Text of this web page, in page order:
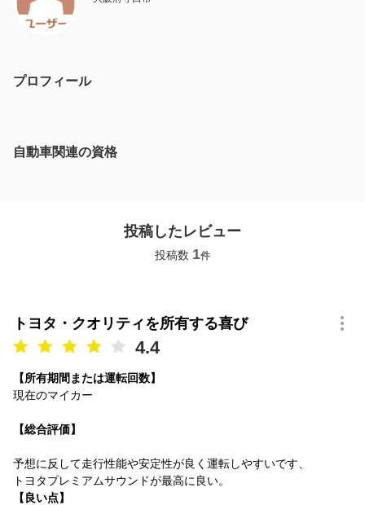
プロフィール
自動車関連の資格
投稿したレビュー
投稿数 1件
トヨタ・クオリティを所有する喜び
4.4
【所有期間または運転回数】
現在のマイカー
【総合評価】
予想に反して走行性能や安定性が良く運転しやすいです、
トヨタプレミアムサウンドが最高に良い。
【良い点】